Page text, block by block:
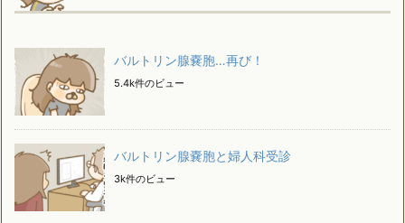
バルトリン腺嚢胞…再び！
5.4k件のビュー
バルトリン腺嚢胞と婦人科受診
3k件のビュー